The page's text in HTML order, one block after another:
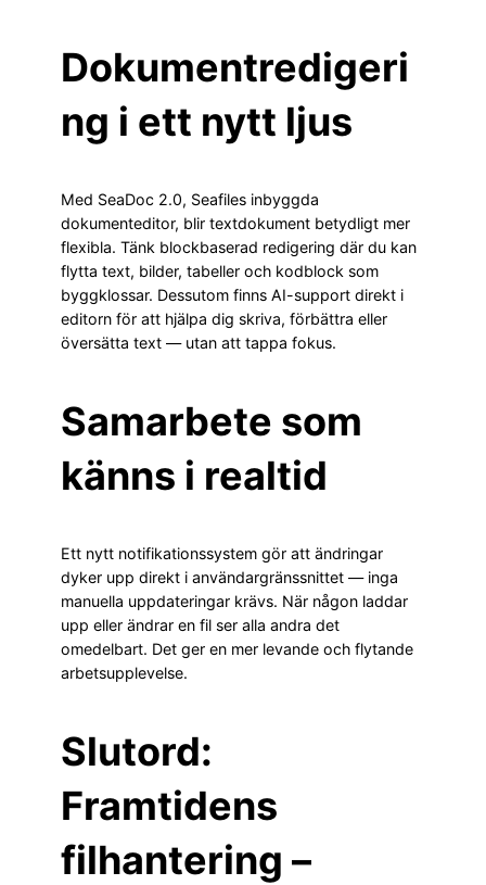
Dokumentredigeri
ng i ett nytt ljus
Med SeaDoc 2.0, Seafiles inbyggda
dokumenteditor, blir textdokument betydligt mer
flexibla. Tänk blockbaserad redigering där du kan
flytta text, bilder, tabeller och kodblock som
byggklossar. Dessutom finns AI-support direkt i
editorn för att hjälpa dig skriva, förbättra eller
översätta text — utan att tappa fokus.
Samarbete som
känns i realtid
Ett nytt notifikationssystem gör att ändringar
dyker upp direkt i användargränssnittet — inga
manuella uppdateringar krävs. När någon laddar
upp eller ändrar en fil ser alla andra det
omedelbart. Det ger en mer levande och flytande
arbetsupplevelse.
Slutord:
Framtidens
filhantering –